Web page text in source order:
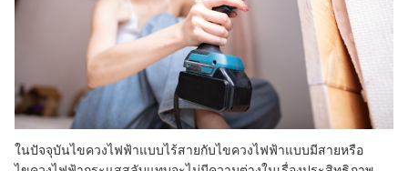
ในปัจจุบันไขควงไฟฟ้าแบบไร้สายกับไขควงไฟฟ้าแบบมีสายหรือ